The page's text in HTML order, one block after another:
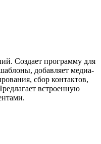
Создает программу для
добавляет медиа-
сбор контактов,
встроенную